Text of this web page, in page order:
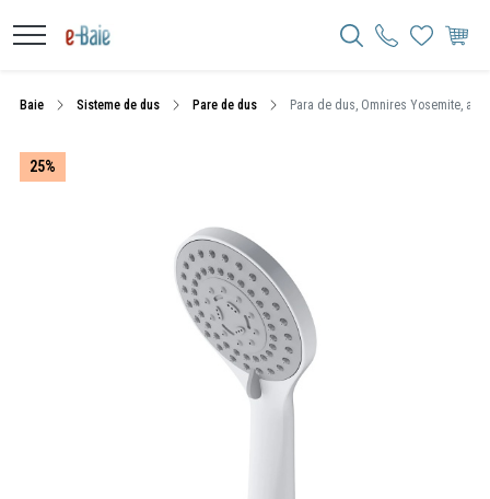
Baie Sisteme de dus Pare de dus Para de dus, Omnires Yosemite, alb
25%